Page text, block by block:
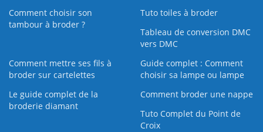
Comment choisir son
tambour à broder ?
Tuto toiles à broder
Tableau de conversion DMC
vers DMC
Comment mettre ses fils à
broder sur cartelettes
Guide complet : Comment
choisir sa lampe ou lampe
Le guide complet de la
broderie diamant
Comment broder une nappe
Tuto Complet du Point de
Croix